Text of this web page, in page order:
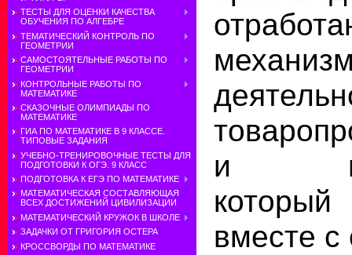
ТЕСТЫ ДЛЯ ОЦЕНКИ КАЧЕСТВА
ОБУЧЕНИЯ ПО АЛГЕБРЕ
ТЕМАТИЧЕСКИЙ КОНТРОЛЬ ПО
ГЕОМЕТРИИ
САМОСТОЯТЕЛЬНЫЕ РАБОТЫ ПО
ГЕОМЕТРИИ
КОНТРОЛЬНЫЕ РАБОТЫ ПО
МАТЕМАТИКЕ
СКАЗОЧНЫЕ ОЛИМПИАДЫ ПО
МАТЕМАТИКЕ
ГИА ПО МАТЕМАТИКЕ В 9 КЛАССЕ.
ТИПОВЫЕ ЗАДАНИЯ
УЧЕБНО-ТРЕНИРОВОЧНЫЕ ТЕСТЫ ДЛЯ
ПОДГОТОВКИ К ОГЭ. 9 КЛАСС
ПОДГОТОВКА К ЕГЭ ПО МАТЕМАТИКЕ
МАТЕМАТИЧЕСКАЯ СОСТАВЛЯЮЩАЯ
ВСЕХ ДОСТИЖЕНИЙ ЦИВИЛИЗАЦИИ
МАТЕМАТИЧЕСКИЙ КРУЖОК В ШКОЛЕ
ЗАДАЧКИ ОТ ГРИГОРИЯ ОСТЕРА
КРОССВОРДЫ ПО МАТЕМАТИКЕ
и
вместе